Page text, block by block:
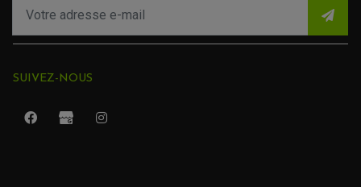
SUIVEZ-NOUS